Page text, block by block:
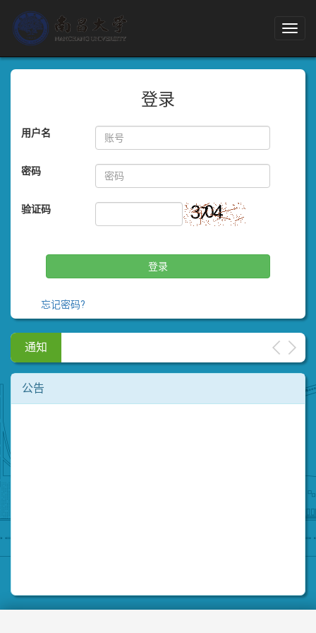
登录
用户名
密码
验证码
登录
忘记密码?
通知
公告